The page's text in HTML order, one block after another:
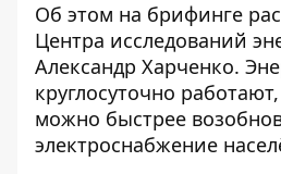
Об этом на брифинге
Центра исследований
Александр Харченко.
круглосуточно
можно быстрее
электроснабжение